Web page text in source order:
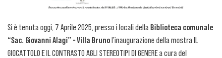
Si è tenuta oggi, 7 Aprile 2025, presso i locali della Biblioteca comunale
“Sac. Giovanni Alagi” – Villa Brunol’inaugurazione della mostra IL
GIOCATTOLO E IL CONTRASTO AGLI STEREOTIPI DI GENERE a cura del